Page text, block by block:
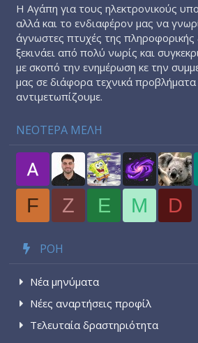
Η Αγάπη για τους ηλεκτρονικούς
αλλά και το ενδιαφέρον μας να
άγνωστες πτυχές της πληροφορικής
ξεκινάει από πολύ νωρίς και
με σκοπό την ενημέρωση κε την
μας σε διάφορα τεχνικά
αντιμετωπίζουμε.
ΝΕΟΤΕΡΑ ΜΕΛΗ
F
Z E M D
ΡΟΉ
Νέα μηνύματα
Νέες αναρτήσεις προφίλ
Τελευταία δραστηριότητα